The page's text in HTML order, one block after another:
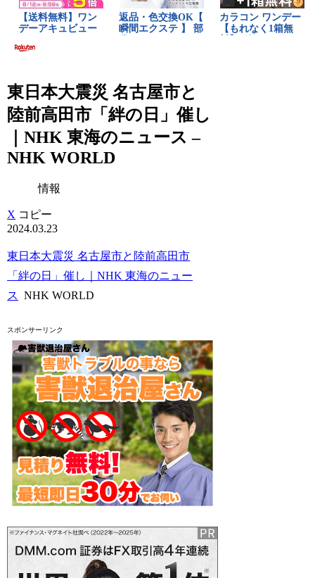
東日本大震災 名古屋市と
陸前高田市「絆の日」催し
｜NHK 東海のニュース –
NHK WORLD
情報
X コピー
2024.03.23
東日本大震災 名古屋市と陸前高田市
「絆の日」催し｜NHK 東海のニュー
ス NHK WORLD
スポンサーリンク